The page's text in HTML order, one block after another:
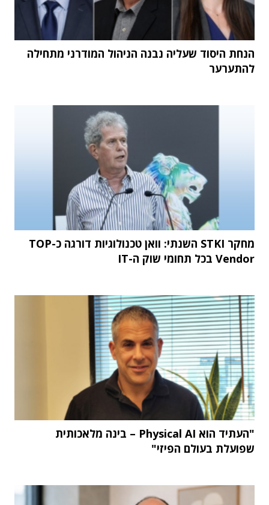
הנחת היסוד שעליה נבנה הניהול המודרני מתחילה
להתערער
מחקר STKI השנתי: וואן טכנולוגיות דורגה כ-TOP
Vendor בכל תחומי שוק ה-IT
"העתיד הוא Physical AI – בינה מלאכותית
שפועלת בעולם הפיזי"